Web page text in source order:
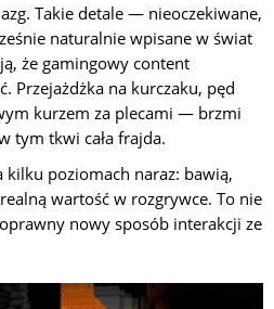
Takie detale — nieoczekiwane,
naturalnie wpisane w świat
że gamingowy content
Przejażdżka na kurczaku, pęd
kurzem za plecami — brzmi
tym tkwi cała frajda.
kilku poziomach naraz: bawią,
wartość w rozgrywce. To nie
nowy sposób interakcji ze